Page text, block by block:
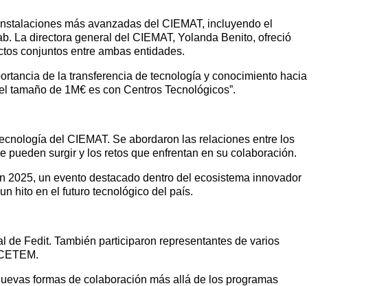
más avanzadas del CIEMAT, incluyendo el
La directora general del CIEMAT, Yolanda Benito, ofreció
conjuntos entre ambas entidades.
de la transferencia de tecnología y conocimiento hacia
tamaño de 1M€ es con Centros Tecnológicos”.
del CIEMAT. Se abordaron las relaciones entre los
surgir y los retos que enfrentan en su colaboración.
un evento destacado dentro del ecosistema innovador
hito en el futuro tecnológico del país.
de Fedit. También participaron representantes de varios
formas de colaboración más allá de los programas